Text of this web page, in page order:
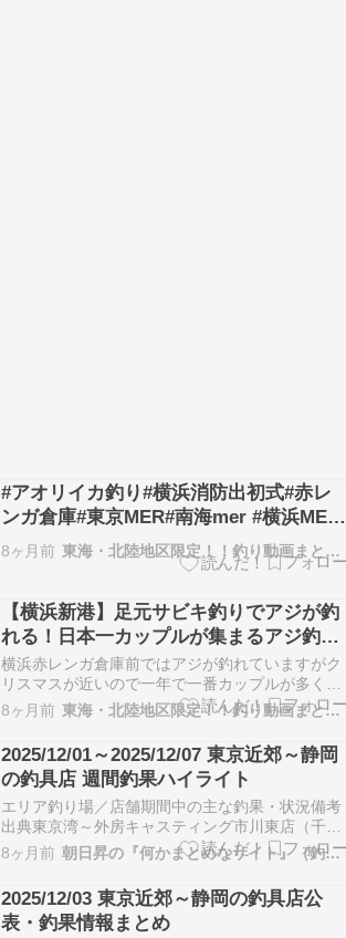
#アオリイカ釣り#横浜消防出初式#赤レ
ンガ倉庫#東京MER#南海mer #横浜MER
横浜イベント
8ヶ月前 東海・北陸地区限定！！釣り動画まとめサイト
【横浜新港】足元サビキ釣りでアジが釣
れる！日本一カップルが集まるアジ釣り
スポット…
横浜赤レンガ倉庫前ではアジが釣れていますがク
リスマスが近いので一年で一番カップルが多く釣
り人は好奇の眼差しで見られます。足元サビキ釣
りで問題ないですがトリックの方が圧倒的に釣れ
ます。 オフ会の予約を受け付けています！おひと
り様、女性の方、初めての方、みんな歓迎しま
す。毎回半分の参…
8ヶ月前 東海・北陸地区限定！！釣り動画まとめサイト
2025/12/01～2025/12/07 東京近郊～静岡
の釣具店 週間釣果ハイライト
エリア釣り場／店舗期間中の主な釣果・状況備考
出典東京湾～外房キャスティング市川東店（千葉
港／横須賀沖～観音崎沖／大原沖）12/3は浦安
「吉野屋」利用のビシアジ船で、横須賀沖～観音
崎沖のアジ23～45cmを31匹。12/4は大原沖のテ
ンヤ真鯛で0.3～2.4kgクラスが複数枚上が…
8ヶ月前 朝日昇の『何かまとめなサイト』（釣果速報・東京〜伊豆）
2025/12/03 東京近郊～静岡の釣具店公
表・釣果情報まとめ